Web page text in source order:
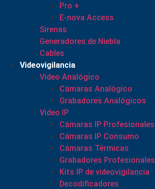
Pro +
E-nova Access
Sirenas
Generadores de Niebla
Cables
Videovigilancia
Video Analógico
Cámaras Analógico
Grabadores Analógicos
Video IP
Cámaras IP Profesionales
Cámaras IP Consumo
Cámaras Térmicas
Grabadores Profesionales
Kits IP de videovigilancia
Decodificadores